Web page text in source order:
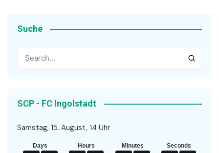
Suche
SCP - FC Ingolstadt
Samstag, 15. August, 14 Uhr
Days Hours Minutes Seconds